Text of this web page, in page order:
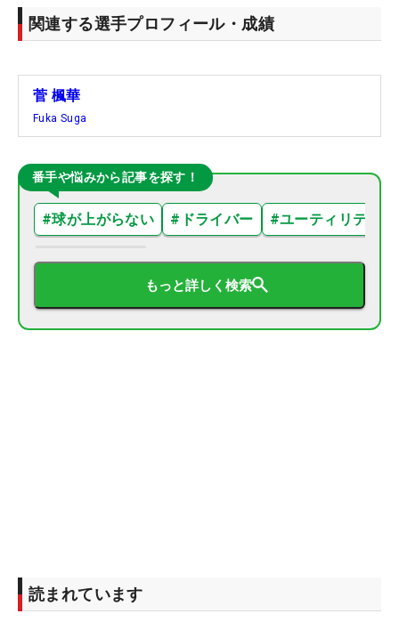
関連する選手プロフィール・成績
菅 楓華
Fuka Suga
番手や悩みから記事を探す！
#球が上がらない # ドライバー #ユーティリティ
もっと詳しく検索
読まれています